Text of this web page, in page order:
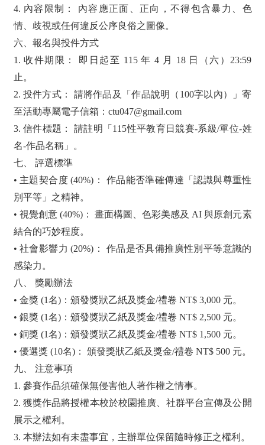
4. 內容限制： 內容應正面、正向，不得包含暴力、色
情、歧視或任何違反公序良俗之圖像。
六、報名與投件方式
1. 收件期限： 即日起至 115 年 4 月 18 日（六）23:59
止。
2. 投件方式： 請將作品及「作品說明（100字以內）」寄
至活動專屬電子信箱：ctu047@gmail.com
3. 信件標題： 請註明「115性平教育日競賽-系級/單位-姓
名-作品名稱」。
七、 評選標準
• 主題契合度 (40%)： 作品能否準確傳達「認識與尊重性
別平等」之精神。
• 視覺創意 (40%)： 畫面構圖、色彩美感及 AI 與原創元素
結合的巧妙程度。
• 社會影響力 (20%)： 作品是否具備推廣性別平等意識的
感染力。
八、 獎勵辦法
• 金獎 (1名)：頒發獎狀乙紙及獎金/禮卷 NT$ 3,000 元。
• 銀獎 (1名)：頒發獎狀乙紙及獎金/禮卷 NT$ 2,500 元。
• 銅獎 (1名)：頒發獎狀乙紙及獎金/禮卷 NT$ 1,500 元。
• 優選獎 (10名)： 頒發獎狀乙紙及獎金/禮卷 NT$ 500 元。
九、 注意事項
1. 參賽作品須確保無侵害他人著作權之情事。
2. 獲獎作品將授權本校於校園推廣、社群平台宣傳及公開
展示之權利。
3. 本辦法如有未盡事宜，主辦單位保留隨時修正之權利。